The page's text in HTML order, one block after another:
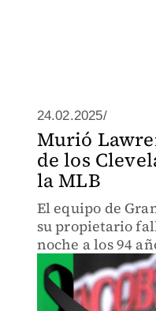
24.02.2025/
Murió
de los
la MLB
El equipo de
su propietario
noche a los 94